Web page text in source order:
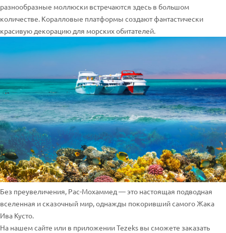
разнообразные моллюски встречаются здесь в большом
количестве. Коралловые платформы создают фантастически
красивую декорацию для морских обитателей.
Без преувеличения, Рас-Мохаммед — это настоящая подводная
вселенная и сказочный мир, однажды покоривший самого Жака
Ива Кусто.
На нашем сайте или в приложении Tezeks вы сможете заказать